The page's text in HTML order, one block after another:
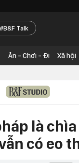
B&F Talk
Ăn - Chơi - Đi Xã hội
là
có eo